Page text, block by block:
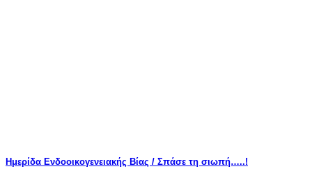
Ημερίδα Ενδοοικογενειακής Βίας / Σπάσε τη σιωπή…..!